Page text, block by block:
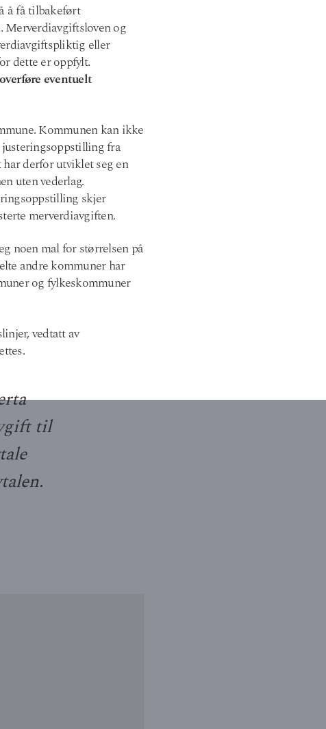
å få tilbakeført
og
eller
dette er oppfylt.
eventuelt
Kommunen kan ikke
fra
derfor utviklet seg en
uten vederlag.
skjer
merverdiavgiften.
noen mal for størrelsen på
andre kommuner har
og fylkeskommuner
vedtatt av
til